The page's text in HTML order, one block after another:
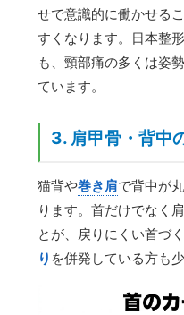
せで意識的に働かせる
すくなります。日本整
も、頸部痛の多くは姿
ています。
3. 肩甲骨・背中
猫背や巻き肩で背中が
ります。首だけでなく
とが、戻りにくい首づ
り を併発している方も